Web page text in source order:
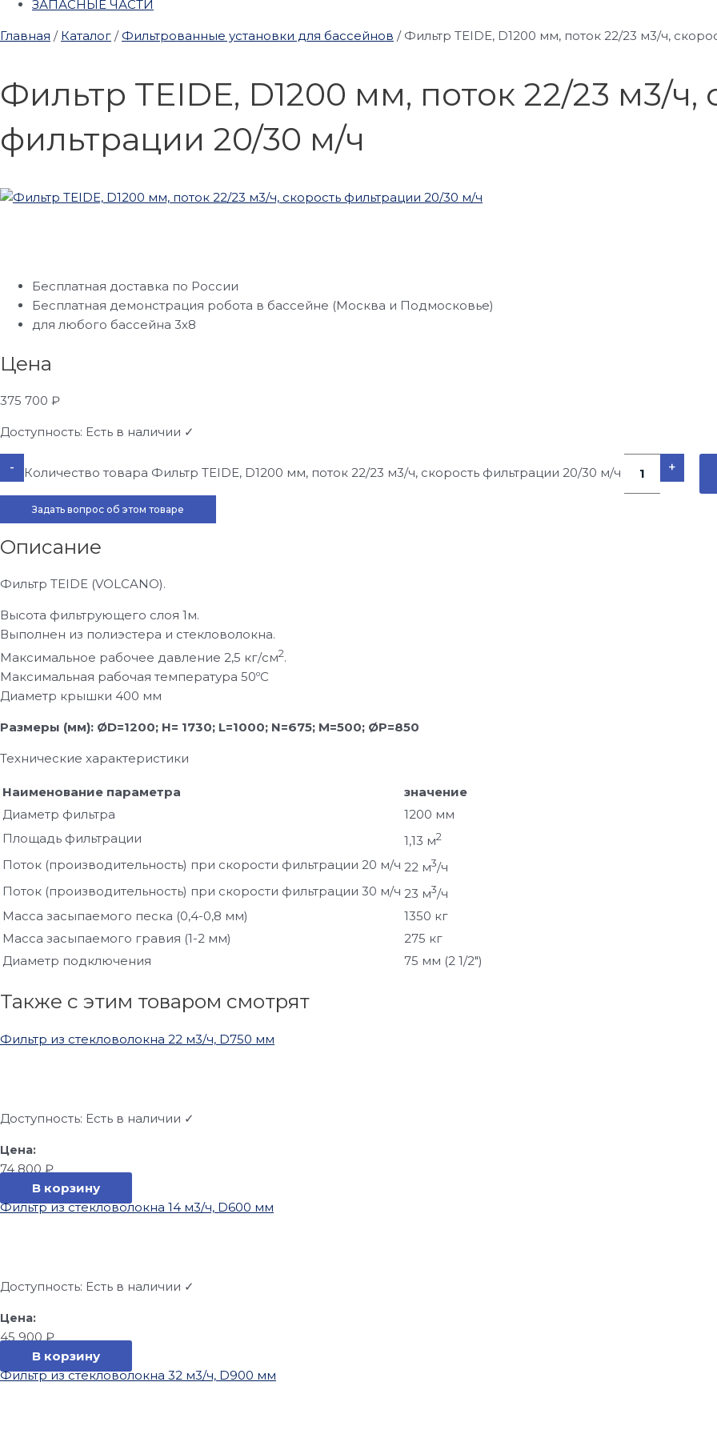
ЗАПАСНЫЕ ЧАСТИ
Главная / Каталог / Фильтрованные установки для бассейнов / Фильтр TEIDE, D1200 мм, поток 22/23 м3/ч,
Фильтр TEIDE, D1200 мм, поток 22/23 м3/ч,
фильтрации 20/30 м/ч
Бесплатная доставка по России
Бесплатная демонстрация робота в бассейне (Москва и Подмосковье)
для любого бассейна 3х8
Цена
375 700 ₽
Доступность: Есть в наличии ✓
- Количество товара Фильтр TEIDE, D1200 мм, поток 22/23 м3/ч, скорость фильтрации 20/30 м/ч +
Задать вопрос об этом товаре
Описание
Фильтр TEIDE (VOLCANO).
Высота фильтрующего слоя 1м.
Выполнен из полиэстера и стекловолокна.
Максимальное рабочее давление 2,5 кг/см2.
Максимальная рабочая температура 50ºС
Диаметр крышки 400 мм
Размеры (мм): ØD=1200; H= 1730; L=1000; N=675; M=500; ØP=850
Технические характеристики
Наименование параметра
значение
Диаметр фильтра
1200 мм
Площадь фильтрации
1,13 м2
Поток (производительность) при скорости фильтрации 20 м/ч 22 м3/ч
Поток (производительность) при скорости фильтрации 30 м/ч 23 м3/ч
Масса засыпаемого песка (0,4-0,8 мм)
1350 кг
Масса засыпаемого гравия (1-2 мм)
275 кг
Диаметр подключения
75 мм (2 1/2″)
Также с этим товаром смотрят
Фильтр из стекловолокна 22 м3/ч, D750 мм
Доступность: Есть в наличии ✓
74 800 ₽
В корзину
Фильтр из стекловолокна 14 м3/ч, D600 мм
Доступность: Есть в наличии ✓
45 900 ₽
В корзину
Фильтр из стекловолокна 32 м3/ч, D900 мм